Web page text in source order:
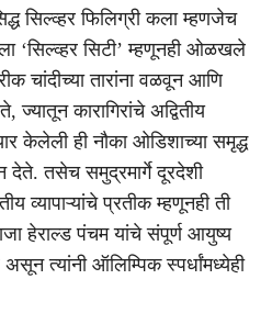
सिल्व्हर फिलिग्री कला म्हणजेच
‘सिल्व्हर सिटी’ म्हणूनही ओळखले
चांदीच्या तारांना वळवून आणि
कारागिरांचे अद्वितीय
केलेली ही नौका ओडिशाच्या समृद्ध
तसेच समुद्रमार्गे दूरदेशी
व्यापाऱ्यांचे प्रतीक म्हणूनही ती
हेराल्ड पंचम यांचे संपूर्ण आयुष्य
त्यांनी ऑलिम्पिक स्पर्धांमध्येही